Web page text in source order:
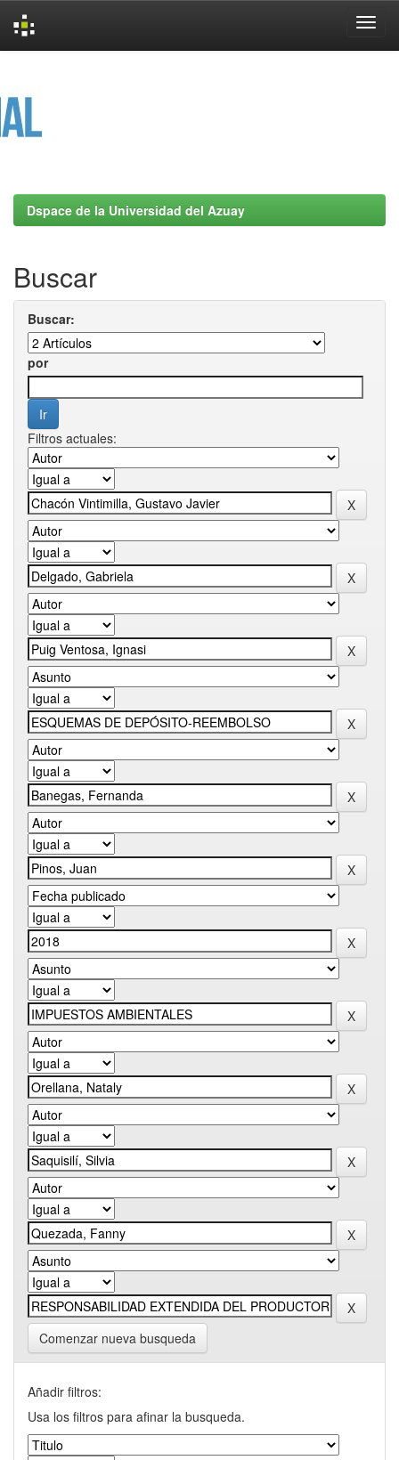
Dspace de la Universidad del Azuay
Buscar
Buscar:
por
Filtros actuales:
Comenzar nueva busqueda
Añadir filtros:
Usa los filtros para afinar la busqueda.